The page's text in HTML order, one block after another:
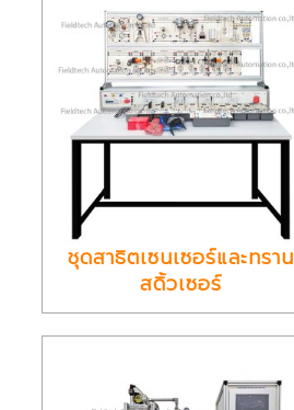
ชุดสาธิตเซนเซอร์และทราน
สดิ้วเซอร์